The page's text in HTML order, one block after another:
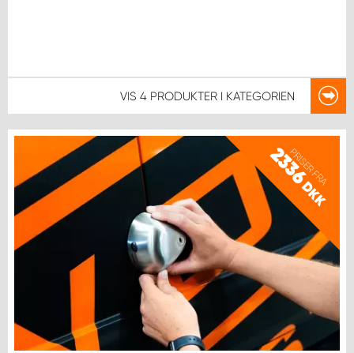
VIS 4 PRODUKTER I KATEGORIEN
PRISER FRA
2336
DKK